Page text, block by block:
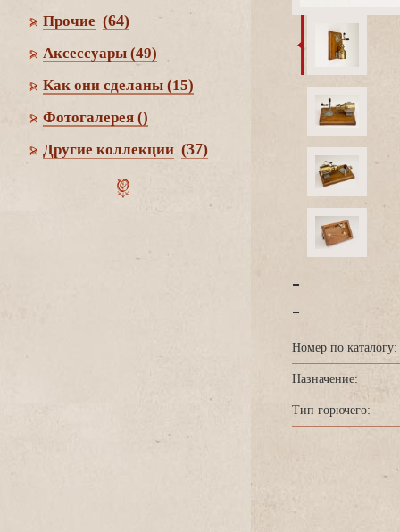
Прочие (64)
Аксессуары (49)
Как они сделаны (15)
Фотогалерея ()
Другие коллекции (37)
-
-
Номер по каталогу:
Назначение:
Тип горючего: